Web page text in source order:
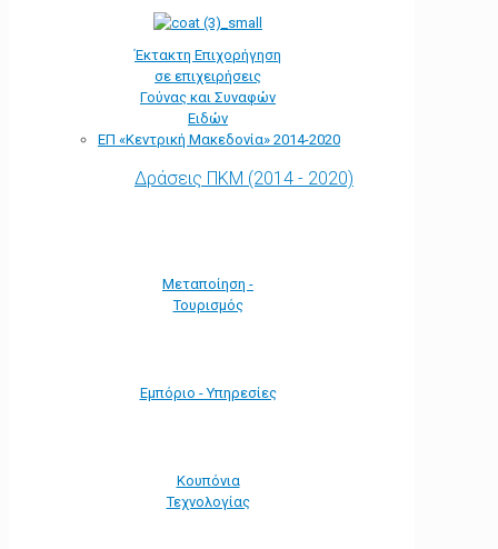
Έκτακτη Επιχορήγηση
σε επιχειρήσεις
Γούνας και Συναφών
Ειδών
ΕΠ «Kεντρική Μακεδονία» 2014-2020
Δράσεις ΠΚΜ (2014 - 2020)
Μεταποίηση -
Τουρισμός
Εμπόριο - Υπηρεσίες
Κουπόνια
Τεχνολογίας